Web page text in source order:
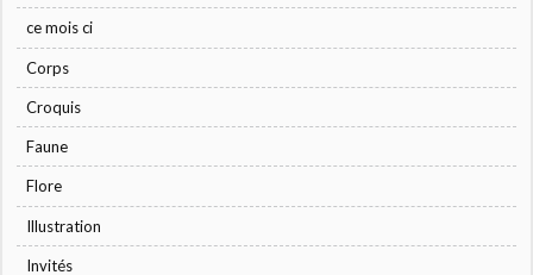
ce mois ci
Corps
Croquis
Faune
Flore
Illustration
Invités